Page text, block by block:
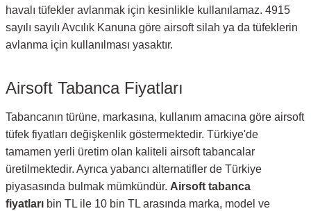
havalı tüfekler avlanmak için kesinlikle kullanılamaz. 4915
sayılı sayılı Avcılık Kanuna göre airsoft silah ya da tüfeklerin
avlanma için kullanılması yasaktır.
Airsoft Tabanca Fiyatları
Tabancanın türüne, markasına, kullanım amacına göre airsoft
tüfek fiyatları değişkenlik göstermektedir. Türkiye'de
tamamen yerli üretim olan kaliteli airsoft tabancalar
üretilmektedir. Ayrıca yabancı alternatifler de Türkiye
piyasasında bulmak mümkündür. Airsoft tabanca
fiyatları bin TL ile 10 bin TL arasında marka, model ve